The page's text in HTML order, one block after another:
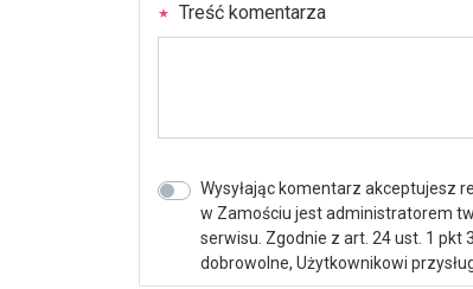
Treść komentarza
Wysyłając komentarz akceptujesz
w Zamościu jest administratorem
serwisu. Zgodnie z art. 24 ust. 1 pkt
dobrowolne, Użytkownikowi